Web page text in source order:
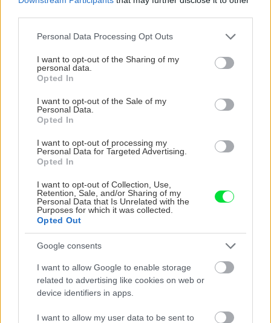
Please note that this website/app uses one or more Google
not limited to your visit or usage behaviour. You may click to
grant or deny consent to Google and its third-party tags to
use your data for below specified purposes in below Google
consent section.
Personal Data Processing Opt Outs
I want to opt-out of the Sharing of my
personal data.
Opted In
I want to opt-out of the Sale of my
Personal Data.
Opted In
I want to opt-out of processing my
Personal Data for Targeted Advertising.
Opted In
I want to opt-out of Collection, Use,
Retention, Sale, and/or Sharing of my
Personal Data that Is Unrelated with the
Purposes for which it was collected.
Opted Out
Google consents
I want to allow Google to enable storage
related to advertising like cookies on web or
device identifiers in apps.
I want to allow my user data to be sent to
ZÁHRADA
5 trvaliek s
panašovanými listami,
záhonu celosezónny
šmrnc
Trvalky, ktoré znesú
ktoré slnko svieti celý
deň